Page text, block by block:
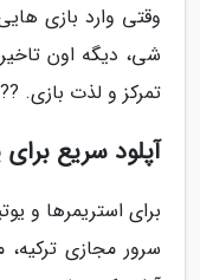
شی، دیگه اون
تمرکز و لذت بازی.
آپلود سریع برای
برای استریمرها و
سرور مجازی